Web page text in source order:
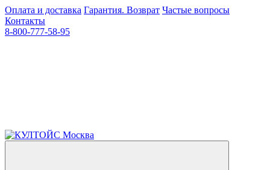
Оплата и доставка Гарантия. Возврат Частые вопросы
Контакты
8-800-777-58-95